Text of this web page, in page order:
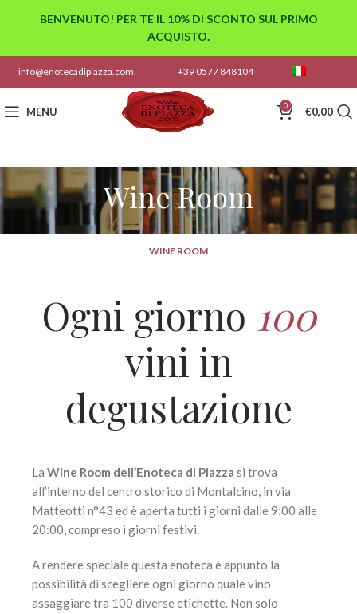
info@enotecadipiazza.com +39 0577 848104
MENU 0 €0,00
Wine Room
WINE ROOM
Ogni giorno 100
vini in
degustazione
La Wine Room dell’Enoteca di Piazza si trova
all’interno del centro storico di Montalcino, in via
Matteotti n°43 ed è aperta tutti i giorni dalle 9:00 alle
20:00, compreso i giorni festivi.
A rendere speciale questa enoteca è appunto la
possibilità di scegliere ogni giorno quale vino
assaggiare tra 100 diverse etichette. Non solo
BENVENUTO! PER TE IL 10% DI SCONTO SUL PRIMO
ACQUISTO.